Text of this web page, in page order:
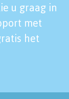
u graag in
met
het